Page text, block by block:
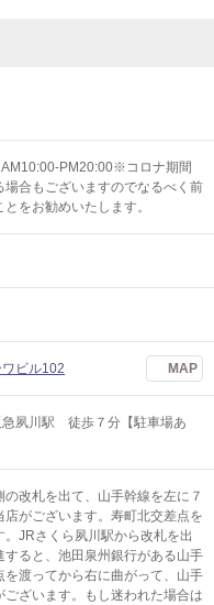
PM20:00※コロナ期間
合もございますのでなるべく前
をお勧めいたします。
ビル102 MAP
夙川駅 徒歩７分【駐車場あ
改札を出て、山手幹線を左に７
がございます。寿町北交差点を
JRさくら夙川駅から改札を出
ると、池田泉州銀行がある山手
渡ってから右に曲がって、山手
ざいます。もし迷われた場合は